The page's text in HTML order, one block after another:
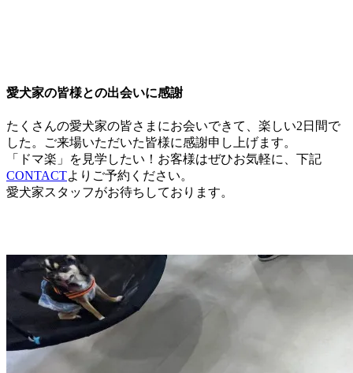
愛犬家の皆様との出会いに感謝
たくさんの愛犬家の皆さまにお会いできて、楽しい2日間で
した。ご来場いただいた皆様に感謝申し上げます。
「ドマ楽」を見学したい！お客様はぜひお気軽に、下記
CONTACTよりご予約ください。
愛犬家スタッフがお待ちしております。